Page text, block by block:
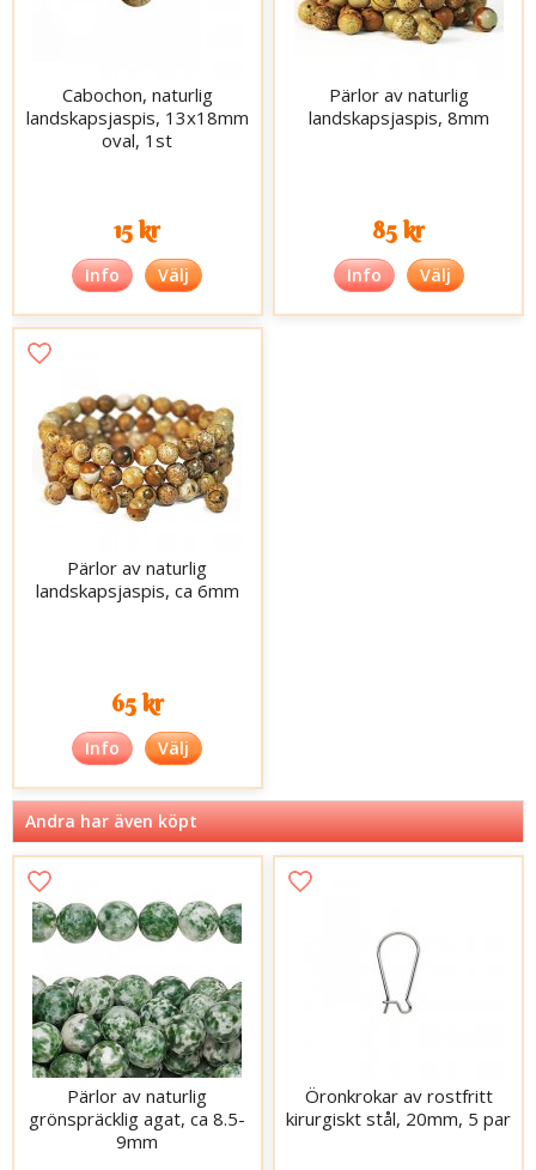
Cabochon, naturlig
landskapsjaspis, 13x18mm
oval, 1st
15 kr
Info Välj
Pärlor av naturlig
landskapsjaspis, 8mm
85 kr
Info Välj
Pärlor av naturlig
landskapsjaspis, ca 6mm
65 kr
Info Välj
Andra har även köpt
Pärlor av naturlig
grönspräcklig agat, ca 8.5-
9mm
Öronkrokar av rostfritt
kirurgiskt stål, 20mm, 5 par